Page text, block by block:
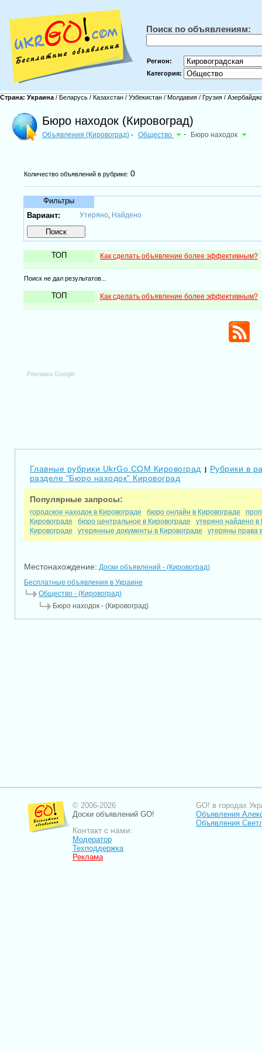
Поиск по объявлениям:
Регион:
Категория:
Страна: Украина / Беларусь / Казахстан / Узбекистан / Молдавия / Грузия /
Бюро находок (Кировоград)
Объявления (Кировоград) - Общество - Бюро находок
Количество объявлений в рубрике: 0
Фильтры
Вариант:
Утеряно, Найдено
ТОП Как сделать объявление более эффективным?
Поиск не дал результатов...
ТОП Как сделать объявление более эффективным?
Реклама Google
Главные рубрики UkrGo.COM Кировоград | Рубрики в
разделе "Бюро находок" Кировоград
Популярные запросы:
городское находок в Кировограде бюро онлайн в Кировограде
Кировограде
бюро центральное в Кировограде
утеряно найдено в
Кировограде
утерянные документы в Кировограде утеряны права
Местонахождение: Доски объявлений - (Кировоград)
Бесплатные объявления в Украине
Общество - (Кировоград)
Бюро находок - (Кировоград)
© 2006-2026
Доски объявлений GO!
Контакт с нами:
Модератор
Техподдержка
Реклама
GO! в городах
Объявления
Объявления